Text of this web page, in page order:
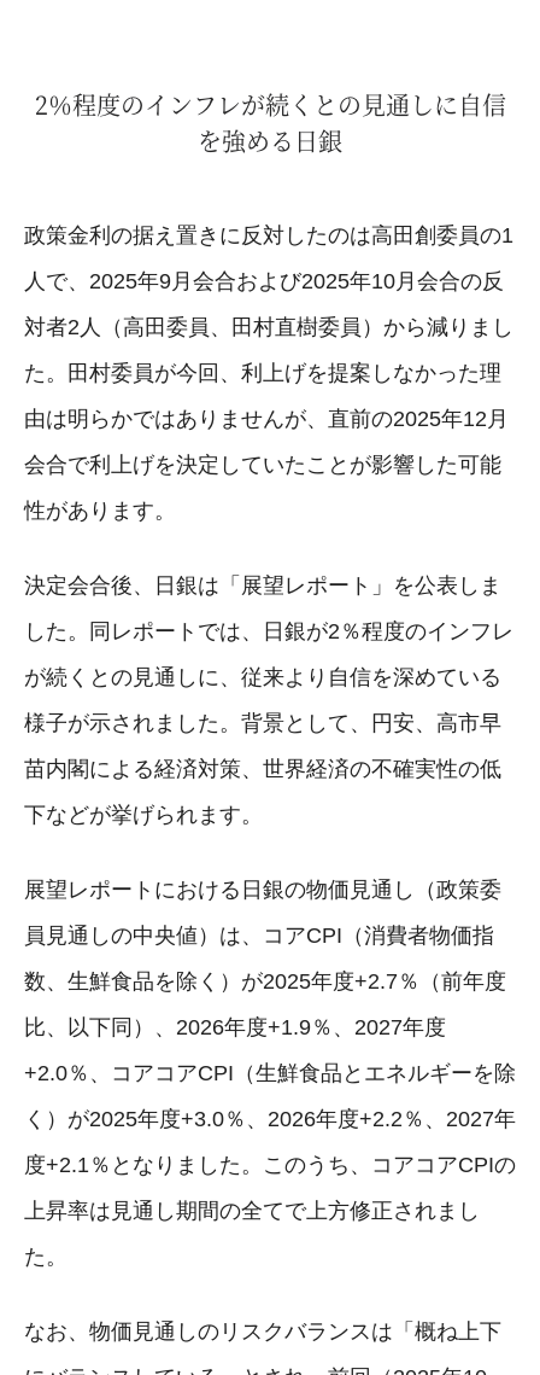
2％程度のインフレが続くとの見通しに自信
を強める日銀
政策金利の据え置きに反対したのは高田創委員の1
人で、2025年9月会合および2025年10月会合の反
対者2人（高田委員、田村直樹委員）から減りまし
た。田村委員が今回、利上げを提案しなかった理
由は明らかではありませんが、直前の2025年12月
会合で利上げを決定していたことが影響した可能
性があります。
決定会合後、日銀は「展望レポート」を公表しま
した。同レポートでは、日銀が2％程度のインフレ
が続くとの見通しに、従来より自信を深めている
様子が示されました。背景として、円安、高市早
苗内閣による経済対策、世界経済の不確実性の低
下などが挙げられます。
展望レポートにおける日銀の物価見通し（政策委
員見通しの中央値）は、コアCPI（消費者物価指
数、生鮮食品を除く）が2025年度+2.7％（前年度
比、以下同）、2026年度+1.9％、2027年度
+2.0％、コアコアCPI（生鮮食品とエネルギーを除
く）が2025年度+3.0％、2026年度+2.2％、2027年
度+2.1％となりました。このうち、コアコアCPIの
上昇率は見通し期間の全てで上方修正されまし
た。
なお、物価見通しのリスクバランスは「概ね上下